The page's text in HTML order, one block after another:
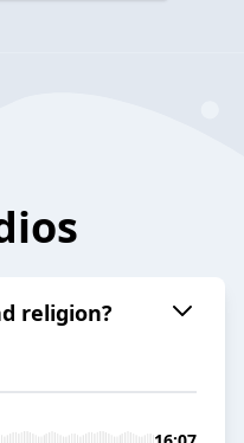
religion?